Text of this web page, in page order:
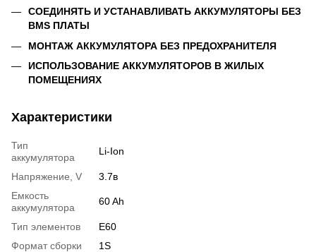
СОЕДИНЯТЬ И УСТАНАВЛИВАТЬ АККУМУЛЯТОРЫ БЕЗ
BMS ПЛАТЫ
МОНТАЖ АККУМУЛЯТОРА БЕЗ ПРЕДОХРАНИТЕЛЯ
ИСПОЛЬЗОВАНИЕ АККУМУЛЯТОРОВ В ЖИЛЫХ
ПОМЕЩЕНИЯХ
Характеристики
Тип
аккумулятора
Li-Ion
Напряжение, V
3.7в
Емкость
аккумулятора
60 Ah
Тип элементов
E60
Формат сборки
1S